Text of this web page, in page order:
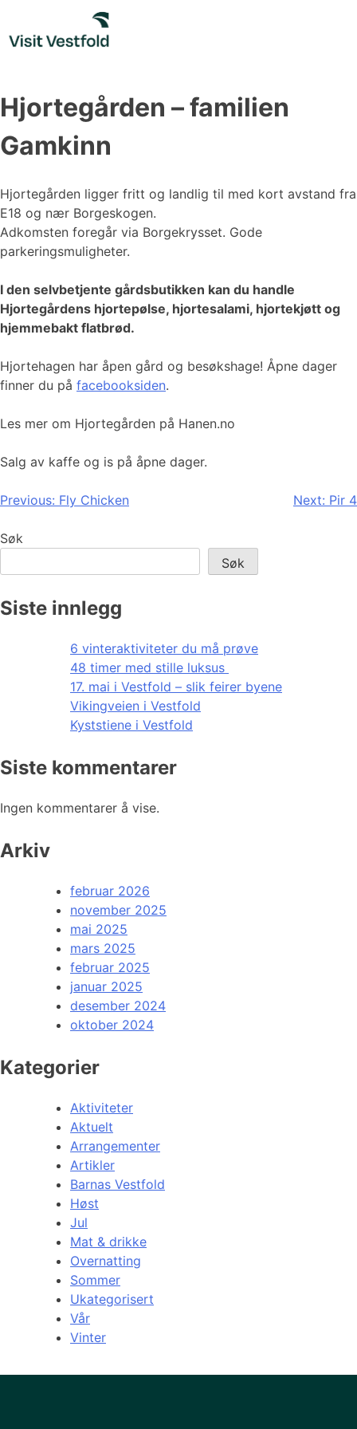
content
Hjortegården – familien
Gamkinn
Hjortegården ligger fritt og landlig til med kort avstand fra
E18 og nær Borgeskogen.
Adkomsten foregår via Borgekrysset. Gode
parkeringsmuligheter.
I den selvbetjente gårdsbutikken kan du handle
Hjortegårdens hjortepølse, hjortesalami, hjortekjøtt og
hjemmebakt flatbrød.
​​​​​Hjortehagen har åpen gård og besøkshage! Åpne dager
finner du på facebooksiden.
Les mer om Hjortegården på Hanen.no
Salg av kaffe og is på åpne dager.
Innleggsnavigasjon
Previous: Fly Chicken Next: Pir 4
Søk
Søk
Siste innlegg
6 vinteraktiviteter du må prøve
48 timer med stille luksus
17. mai i Vestfold – slik feirer byene
Vikingveien i Vestfold
Kyststiene i Vestfold
Siste kommentarer
Ingen kommentarer å vise.
Arkiv
februar 2026
november 2025
mai 2025
mars 2025
februar 2025
januar 2025
desember 2024
oktober 2024
Kategorier
Aktiviteter
Aktuelt
Arrangementer
Artikler
Barnas Vestfold
Høst
Jul
Mat & drikke
Overnatting
Sommer
Ukategorisert
Vår
Vinter